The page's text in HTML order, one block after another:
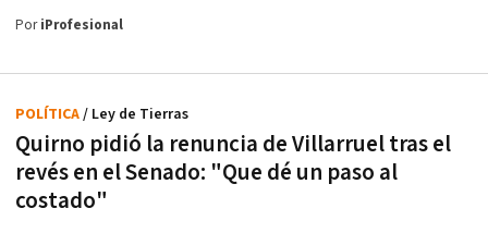
PoriProfesional
Quirno pidió la renuncia de Villarruel tras el
revés en el Senado: "Que dé un paso al
costado"
POLÍTICA/ Ley de Tierras